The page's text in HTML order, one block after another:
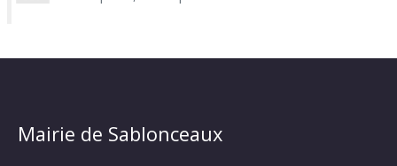
Mairie de Sablonceaux